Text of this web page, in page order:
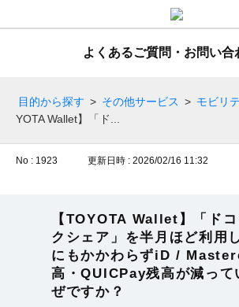
よくあるご質問・お問い合
目的から探す > その他サービス > モビリ
YOTA Wallet】「ド...
No : 1923 更新日時 : 2026/02/16 11:32
【TOYOTA Wallet】「ド
クシェア」を半月ほど利用
にもかかわらずiD /
高・QUICPay残高が減って
ぜですか？